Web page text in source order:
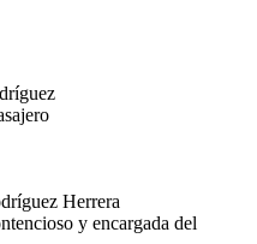
Herrera
y encargada del